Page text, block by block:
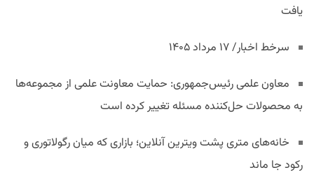
یافت
سرخط اخبار/ ۱۷ مرداد ۱۴۰۵
معاون علمی رئیس‌جمهوری: حمایت معاونت علمی از مجموعه‌ها
به محصولات حل‌کننده مسئله تغییر کرده است
خانه‌های متری پشت ویترین آنلاین؛ بازاری که میان رگولاتوری و
رکود جا ماند